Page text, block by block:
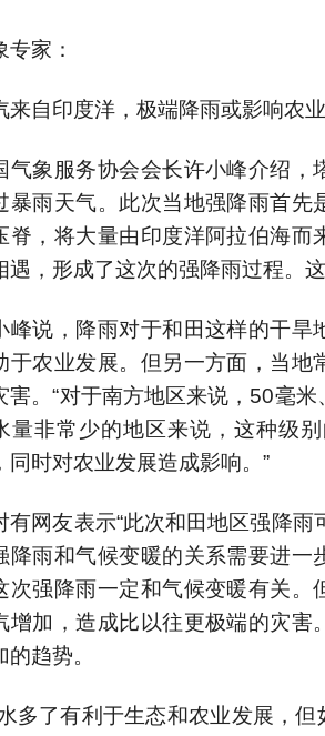
专家：
来自印度洋，极端降雨或影响农
气象服务协会会长许小峰介绍
暴雨天气。此次当地强降雨首
脊，将大量由印度洋阿拉伯海
遇，形成了这次的强降雨过程。
峰说，降雨对于和田这样的干
于农业发展。但另一方面，当
害。“对于南方地区来说，50毫
量非常少的地区来说，这种级
同时对农业发展造成影响。”
有网友表示“此次和田地区强降
降雨和气候变暖的关系需要进
次强降雨一定和气候变暖有关
增加，造成比以往更极端的灾
的趋势。
多了有利于生态和农业发展，